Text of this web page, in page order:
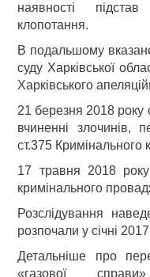
наявності
клопотання.
В подальшому
суду Харківської
Харківського
21 березня 2018 року
вчиненні злочинів,
ст.375 Кримінального
17 травня 2018 року
кримінального
Розслідування
розпочали у січні
Детальніше про
«газової